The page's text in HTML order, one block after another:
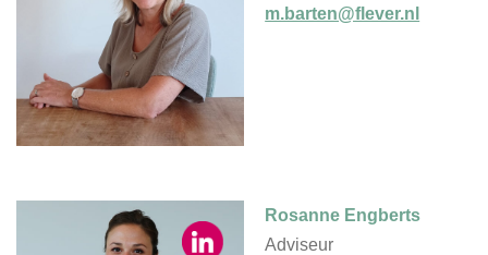
m.barten@flever.nl
Rosanne Engberts
Adviseur